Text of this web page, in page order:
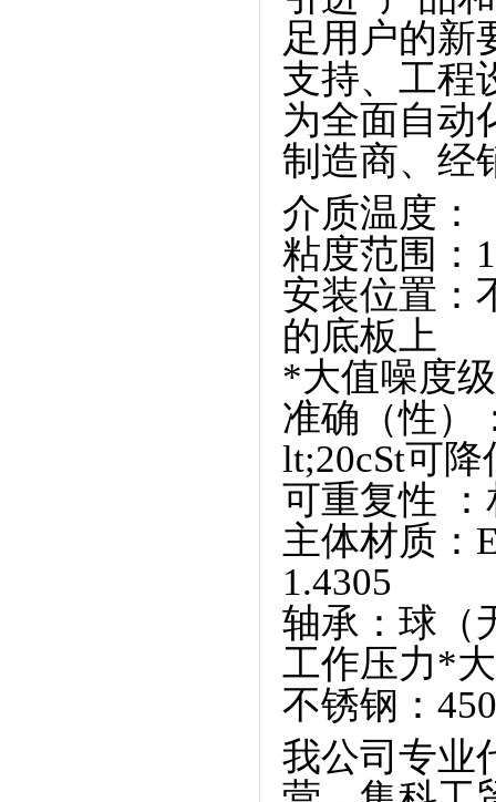
足用户的新
支持、工程
为全面自动
制造商、经
介质温度：
粘度范围：
安装位置：
的底板上
*大值噪度
准确（性）
lt;20cSt可
可重复性
主体材质：
1.4305
轴承：球（
工作压力*
不锈钢：
我公司专业